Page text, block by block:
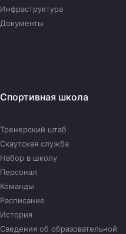
Инфраструктура
Документы
Спортивная школа
Тренерский штаб
Скаутская служба
Набор в школу
Персонал
Команды
Расписание
История
Сведения об образовательной